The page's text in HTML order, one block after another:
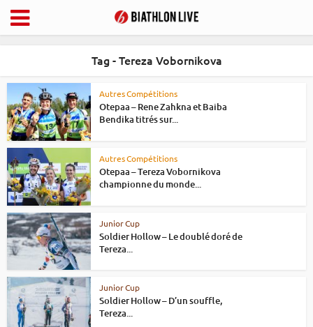
Tag - Tereza Vobornikova
Autres Compétitions
Otepaa – Rene Zahkna et Baiba
Bendika titrés sur...
Autres Compétitions
Otepaa – Tereza Vobornikova
championne du monde...
Junior Cup
Soldier Hollow – Le doublé doré de
Tereza...
Junior Cup
Soldier Hollow – D’un souffle,
Tereza...